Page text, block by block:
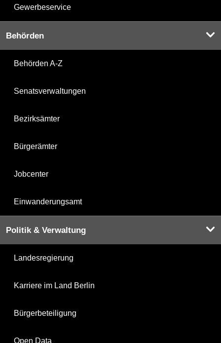
Gewerbeservice
Behörden
Behörden A-Z
Senatsverwaltungen
Bezirksämter
Bürgerämter
Jobcenter
Einwanderungsamt
Politik & Verwaltung
Landesregierung
Karriere im Land Berlin
Bürgerbeteiligung
Open Data